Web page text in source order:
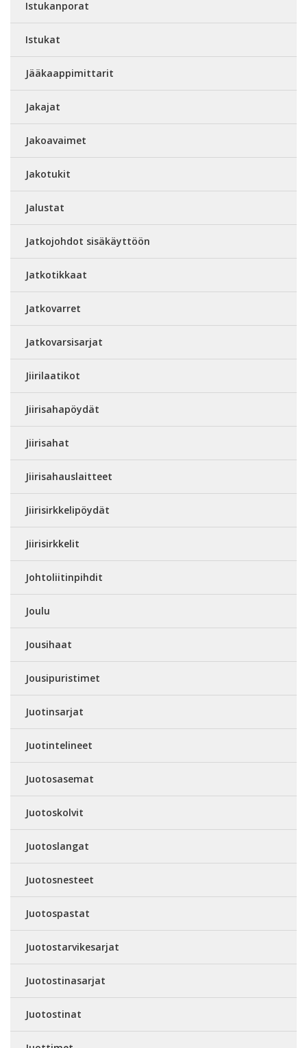
Istukanporat
Istukat
Jääkaappimittarit
Jakajat
Jakoavaimet
Jakotukit
Jalustat
Jatkojohdot sisäkäyttöön
Jatkotikkaat
Jatkovarret
Jatkovarsisarjat
Jiirilaatikot
Jiirisahapöydät
Jiirisahat
Jiirisahauslaitteet
Jiirisirkkelipöydät
Jiirisirkkelit
Johtoliitinpihdit
Joulu
Jousihaat
Jousipuristimet
Juotinsarjat
Juotintelineet
Juotosasemat
Juotoskolvit
Juotoslangat
Juotosnesteet
Juotospastat
Juotostarvikesarjat
Juotostinasarjat
Juotostinat